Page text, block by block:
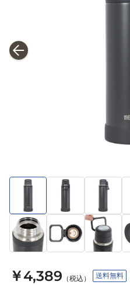
￥4,389 （税込） 送料無料